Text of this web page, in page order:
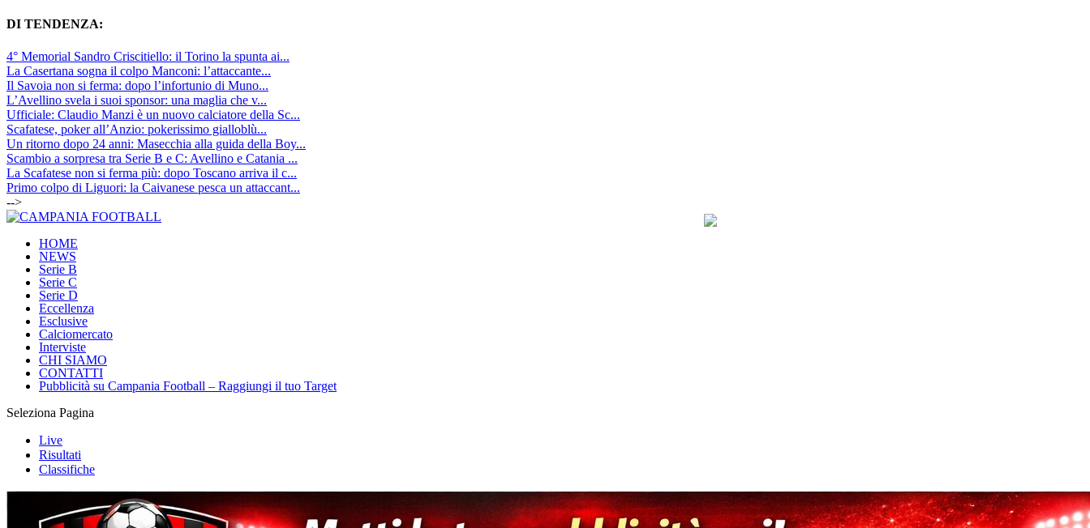
DI TENDENZA:
4° Memorial Sandro Criscitiello: il Torino la spunta ai...
La Casertana sogna il colpo Manconi: l’attaccante...
Il Savoia non si ferma: dopo l’infortunio di Muno...
L’Avellino svela i suoi sponsor: una maglia che v...
Ufficiale: Claudio Manzi è un nuovo calciatore della Sc...
Scafatese, poker all’Anzio: pokerissimo gialloblù...
Un ritorno dopo 24 anni: Masecchia alla guida della Boy...
Scambio a sorpresa tra Serie B e C: Avellino e Catania ...
La Scafatese non si ferma più: dopo Toscano arriva il c...
Primo colpo di Liguori: la Caivanese pesca un attaccant...
-->
HOME
NEWS
Serie B
Serie C
Serie D
Eccellenza
Esclusive
Calciomercato
Interviste
CHI SIAMO
CONTATTI
Pubblicità su Campania Football – Raggiungi il tuo Target
Seleziona Pagina
Live
Risultati
Classifiche